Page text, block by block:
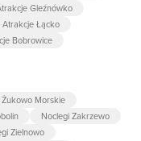
Gleźnówko
Atrakcje Łącko
Bobrowice
Żukowo Morskie
Noclegi Zakrzewo
Zielnowo